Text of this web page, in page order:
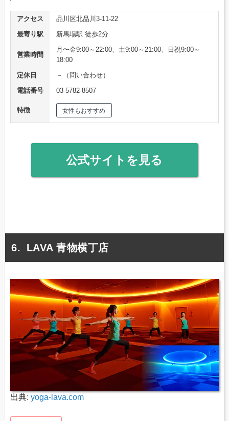
アクセス
品川区北品川3-11-22
最寄り駅
新馬場駅 徒歩2分
営業時間
月〜金9:00～22:00、土9:00～21:00、日祝9:00～
18:00
定休日
－（問い合わせ）
電話番号
03-5782-8507
特徴 女性もおすすめ
公式サイトを見る
LAVA 青物横丁店
出典: yoga-lava.com